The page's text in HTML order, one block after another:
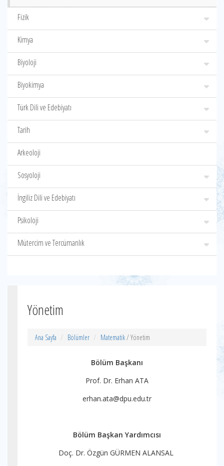
Fizik
Kimya
Biyoloji
Biyokimya
Türk Dili ve Edebiyatı
Tarih
Arkeoloji
Sosyoloji
İngiliz Dili ve Edebiyatı
Psikoloji
Mütercim ve Tercümanlık
Yönetim
Ana Sayfa Bölümler Matematik/ Yönetim
Bölüm Başkanı
Prof. Dr. Erhan ATA
erhan.ata@dpu.edu.tr
Bölüm Başkan Yardımcısı
Doç. Dr. Özgün GÜRMEN ALANSAL